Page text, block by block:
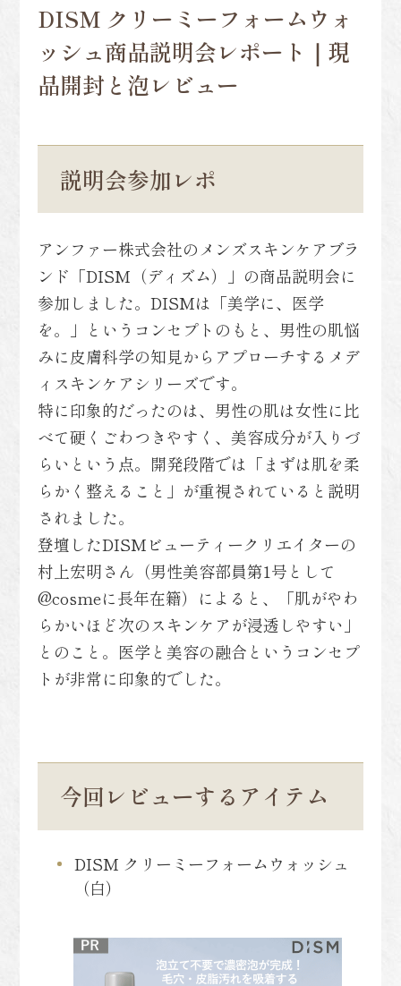
DISM クリーミーフォームウォ
ッシュ商品説明会レポート｜現
品開封と泡レビュー
説明会参加レポ
アンファー株式会社のメンズスキンケアブラ
ンド「DISM（ディズム）」の商品説明会に
参加しました。DISMは「美学に、医学
を。」というコンセプトのもと、男性の肌悩
みに皮膚科学の知見からアプローチするメデ
ィスキンケアシリーズです。
特に印象的だったのは、男性の肌は女性に比
べて硬くごわつきやすく、美容成分が入りづ
らいという点。開発段階では「まずは肌を柔
らかく整えること」が重視されていると説明
されました。
登壇したDISMビューティークリエイターの
村上宏明さん（男性美容部員第1号として
@cosmeに長年在籍）によると、「肌がやわ
らかいほど次のスキンケアが浸透しやすい」
とのこと。医学と美容の融合というコンセプ
トが非常に印象的でした。
今回レビューするアイテム
DISM クリーミーフォームウォッシュ
（白）